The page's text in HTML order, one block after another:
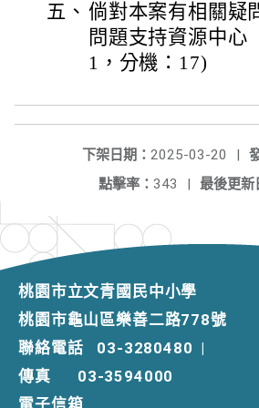
五、 倘對本案有相關疑
問題支持資源中心
1，分機：17)
下架日期： 2025-03-20
|
最後更新
點擊率： 343 |
桃園市立文青國民中小學
桃園市龜山區樂善二路778號
聯絡電話
03-3280480 |
傳真
03-3594000
電子信箱